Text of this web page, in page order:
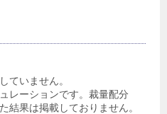
いません。
ーションです。裁量配分
結果は掲載しておりません。